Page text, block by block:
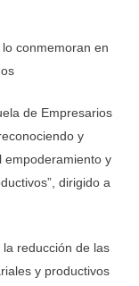
de Empresarios
y
empoderamiento y
dirigido a
reducción de las
y productivos